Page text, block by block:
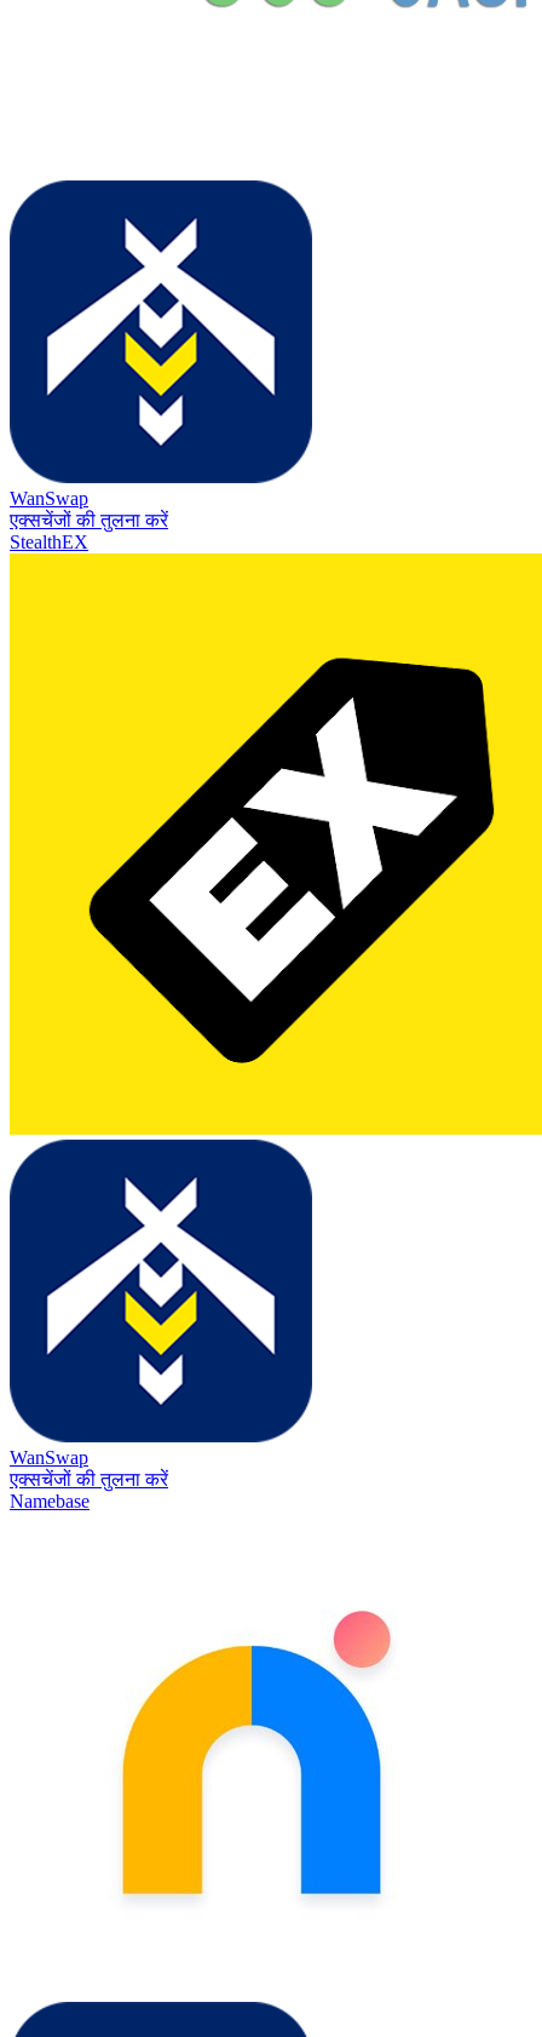
WanSwap
एक्सचेंजों की तुलना करें
StealthEX
WanSwap
एक्सचेंजों की तुलना करें
Namebase